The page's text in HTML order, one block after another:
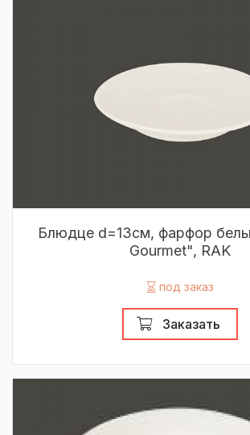
Блюдце d=13см, фарфор
Gourmet", RAK
под заказ
Заказать